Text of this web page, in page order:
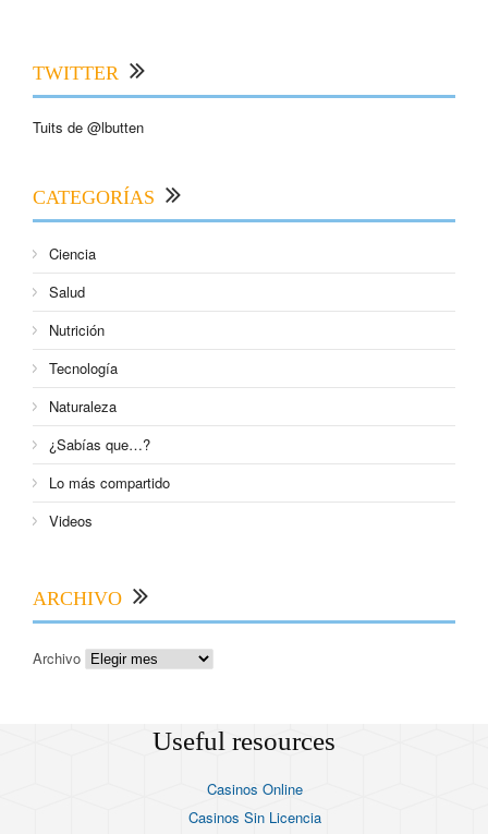
TWITTER
Tuits de @lbutten
CATEGORÍAS
Ciencia
Salud
Nutrición
Tecnología
Naturaleza
¿Sabías que…?
Lo más compartido
Videos
ARCHIVO
Archivo
Useful resources
Casinos Online
Casinos Sin Licencia